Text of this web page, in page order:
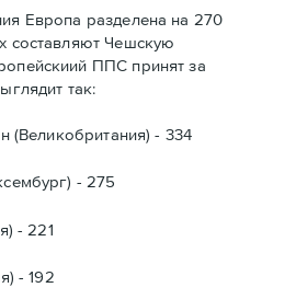
Европа разделена на 270
составляют Чешскую
ППС принят за
так:
(Великобритания) - 334
- 275
- 221
- 192